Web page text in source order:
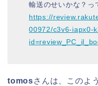
輸送のせいかな？っ
https://
00972/c3v6-iapx0-
tomosさんは、このよ